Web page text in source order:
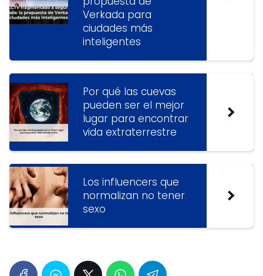
Verkada para
ciudades más
inteligentes
Por qué las cuevas
pueden ser el mejor
lugar para encontrar
vida extraterrestre
Los influencers que
normalizan no tener
sexo